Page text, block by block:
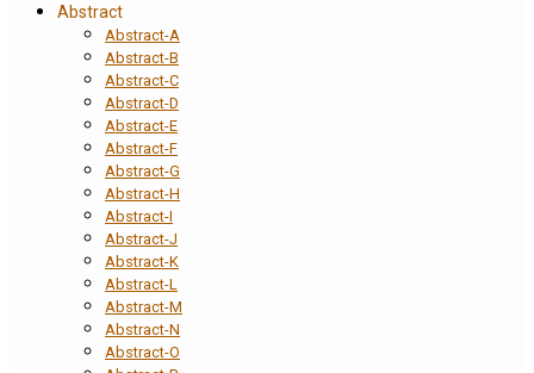
Abstract
Abstract-A
Abstract-B
Abstract-C
Abstract-D
Abstract-E
Abstract-F
Abstract-G
Abstract-H
Abstract-I
Abstract-J
Abstract-K
Abstract-L
Abstract-M
Abstract-N
Abstract-O